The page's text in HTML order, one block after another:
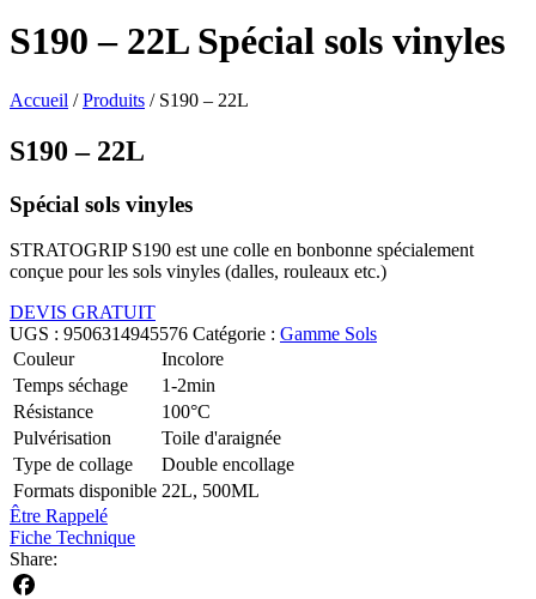
S190 – 22L Spécial sols vinyles
Accueil /Produits / S190 – 22L
S190 – 22L
Spécial sols vinyles
STRATOGRIP S190 est une colle en bonbonne spécialement
conçue pour les sols vinyles (dalles, rouleaux etc.)
DEVIS GRATUIT
UGS : 9506314945576 Catégorie : Gamme Sols
Couleur
Incolore
Temps séchage
1-2min
Résistance
100°C
Pulvérisation
Toile d'araignée
Type de collage
Double encollage
Formats disponible 22L, 500ML
Être Rappelé
Fiche Technique
Share: